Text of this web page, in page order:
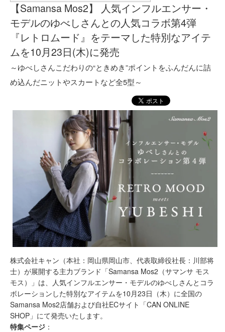
【Samansa Mos2】 人気インフルエンサー・
モデルのゆべしさんとの人気コラボ第4弾
『レトロムード』をテーマした特別なアイテ
ムを10月23日(木)に発売
～ゆべしさんこだわりの“ときめき”ポイントをふんだんに詰
め込んだニットやスカートなど全5型～
株式会社キャン（本社：岡山県岡山市、代表取締役社長：川部将
士）が展開する主力ブランド「Samansa Mos2（サマンサ モス
モス）」は、人気インフルエンサー・モデルのゆべしさんとコラ
ボレーションした特別なアイテムを10月23日（木）に全国の
Samansa Mos2店舗および自社ECサイト「CAN ONLINE
SHOP」にて発売いたします。
特集ページ ：